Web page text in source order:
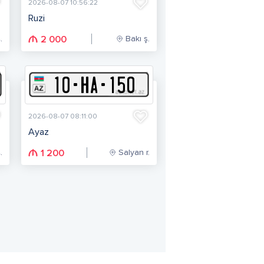
2026-08-07 10:56:22
Ruzi
2 000 Bakı ş.
10-HA- 150
2026-08-07 08:11:00
Ayaz
1 200 Salyan r.